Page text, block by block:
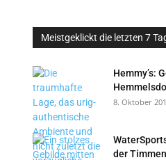
Meistgeklickt die letzten 7
Hemmy’s:
8. Oktober
der